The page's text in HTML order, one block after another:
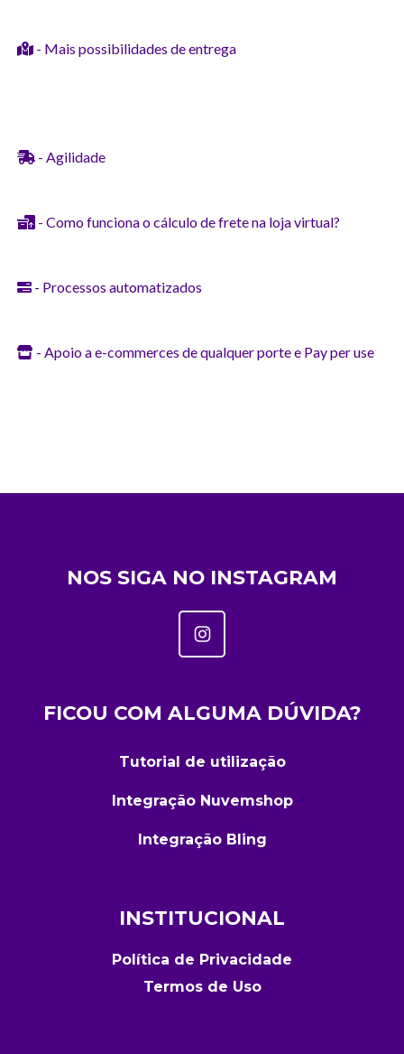
- Mais possibilidades de entrega
- Agilidade
- Como funciona o cálculo de frete na loja virtual?
- Processos automatizados
- Apoio a e-commerces de qualquer porte e Pay per use
NOS SIGA NO INSTAGRAM
FICOU COM ALGUMA DÚVIDA?
Tutorial de utilização
Integração Nuvemshop
Integração Bling
INSTITUCIONAL
Política de Privacidade
Termos de Uso